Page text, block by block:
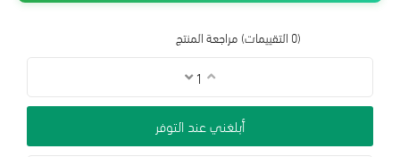
(0 التقييمات) مراجعة المنتج
أبلغني عند التوفر